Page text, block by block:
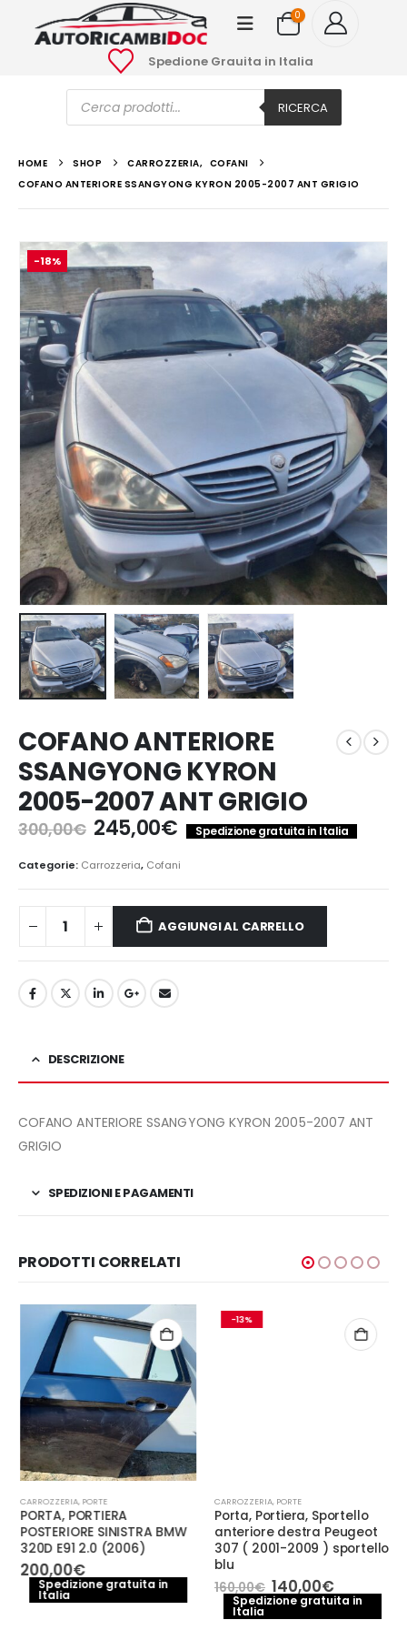
0
Spedione Grauita in Italia
Ricerca
prodotti RICERCA
HOME SHOP CARROZZERIA, COFANI
COFANO ANTERIORE SSANGYONG KYRON 2005-2007 ANT GRIGIO
-18%
COFANO ANTERIORE
SSANGYONG KYRON
2005-2007 ANT GRIGIO
300,00€ Il
prezzo
originale
era:
300,00€.
245,00€Il
prezzo
attuale
è:
245,00€.
Spedizione gratuita in Italia
Categorie: Carrozzeria, Cofani
AGGIUNGI AL CARRELLO
DESCRIZIONE
COFANO ANTERIORE SSANGYONG KYRON 2005-2007 ANT
GRIGIO
SPEDIZIONI E PAGAMENTI
PRODOTTI CORRELATI
CARROZZERIA, PORTE
PORTA, PORTIERA
POSTERIORE SINISTRA BMW
320D E91 2.0 (2006)
200,00€
Spedizione gratuita in
Italia
-13%
CARROZZERIA, PORTE
Porta, Portiera, Sportello
anteriore destra Peugeot
307 ( 2001-2009 ) sportello
blu
160,00€ Il
prezzo
originale
140,00€Il
prezzo
attuale
Spedizione gratuita in
Italia